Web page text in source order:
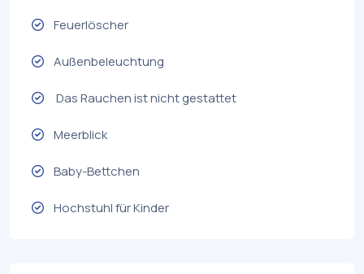
Feuerlöscher
Außenbeleuchtung
Das Rauchen ist nicht gestattet
Meerblick
Baby-Bettchen
Hochstuhl für Kinder